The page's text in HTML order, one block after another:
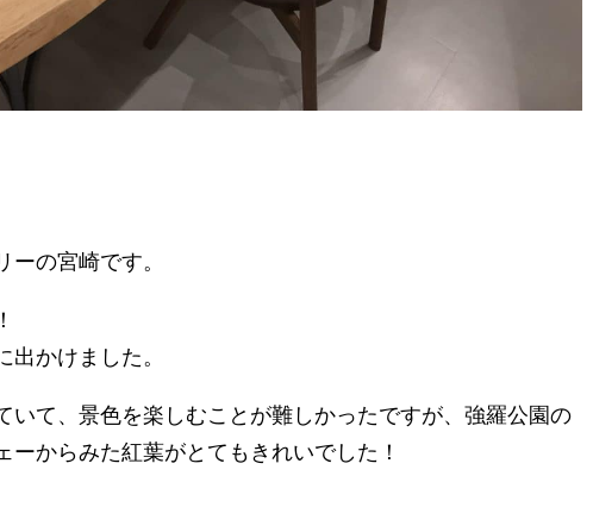
の宮崎です。
かけました。
いて、景色を楽しむことが難しかったですが、強羅公園の
ーからみた紅葉がとてもきれいでした！